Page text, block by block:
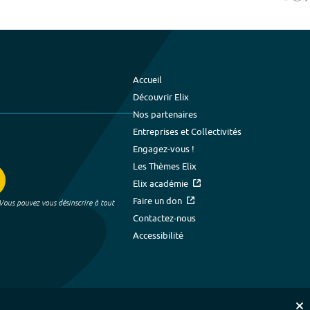
pouvez vous désinscrire à tout
Accueil
Découvrir Elix
Nos partenaires
Entreprises et Collectivités
Engagez-vous !
Les Thèmes Elix
Elix académie
Faire un don
Contactez-nous
Accessibilité